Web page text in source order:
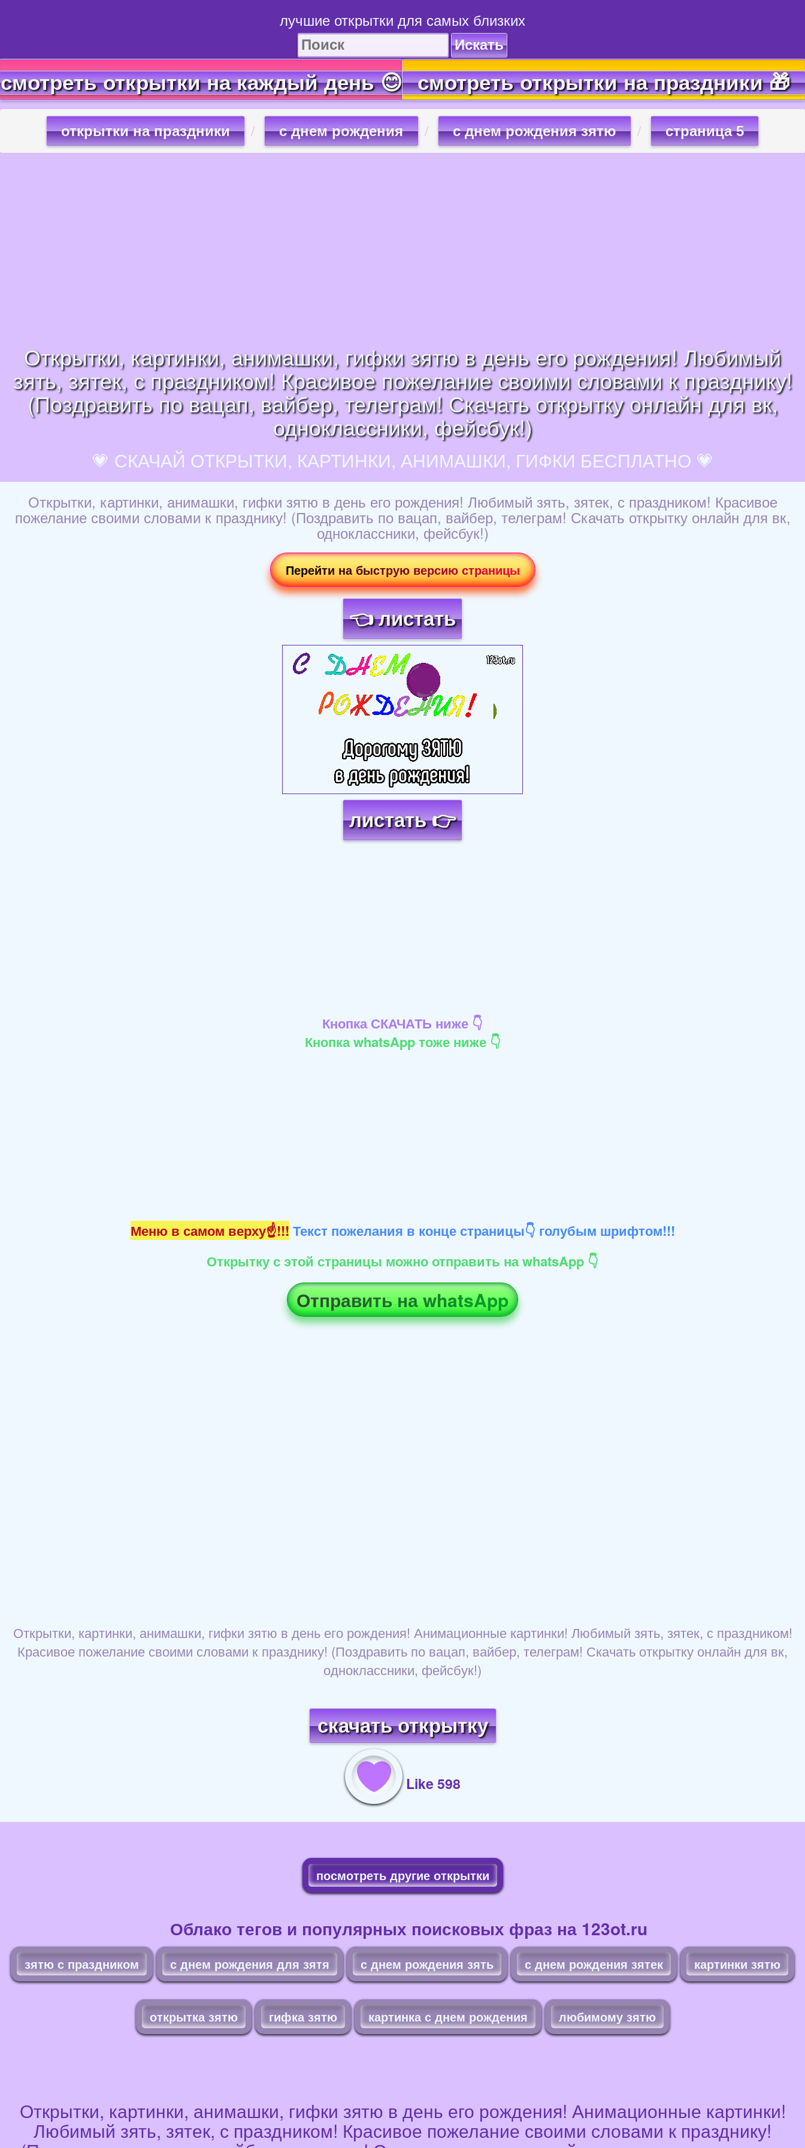
лучшие открытки для самых близких
Искать
смотреть открытки на каждый день 😊 смотреть открытки на праздники 🎁
открытки на праздники с днем рождения с днем рождения зятю страница 5
Открытки, картинки, анимашки, гифки зятю в день его рождения! Любимый
зять, зятек, с праздником! Красивое пожелание своими словами к празднику!
(Поздравить по вацап, вайбер, телеграм! Скачать открытку онлайн для вк,
одноклассники, фейсбук!)
💗 СКАЧАЙ ОТКРЫТКИ, КАРТИНКИ, АНИМАШКИ, ГИФКИ БЕСПЛАТНО 💗
Открытки, картинки, анимашки, гифки зятю в день его рождения! Любимый зять, зятек, с праздником! Красивое
пожелание своими словами к празднику! (Поздравить по вацап, вайбер, телеграм! Скачать открытку онлайн для вк,
одноклассники, фейсбук!)
Перейти на быструю версию страницы
👈 листать
Загрузка картинки...
листать 👉
Кнопка СКАЧАТЬ ниже 👇
Кнопка whatsApp тоже ниже 👇
Меню в самом верху☝!!! Текст пожелания в конце страницы👇 голубым шрифтом!!!
Открытку с этой страницы можно отправить на whatsApp 👇
Отправить на whatsApp
Открытки, картинки, анимашки, гифки зятю в день его рождения! Анимационные картинки! Любимый зять, зятек, с праздником!
Красивое пожелание своими словами к празднику! (Поздравить по вацап, вайбер, телеграм! Скачать открытку онлайн для вк,
одноклассники, фейсбук!)
скачать открытку
Like 598
посмотреть другие открытки
Облако тегов и популярных поисковых фраз на 123ot.ru
зятю с праздником с днем рождения для зятя с днем рождения зять с днем рождения зятек картинки зятю
открытка зятю гифка зятю картинка с днем рождения любимому зятю
Открытки, картинки, анимашки, гифки зятю в день его рождения! Анимационные картинки!
Любимый зять, зятек, с праздником! Красивое пожелание своими словами к празднику!